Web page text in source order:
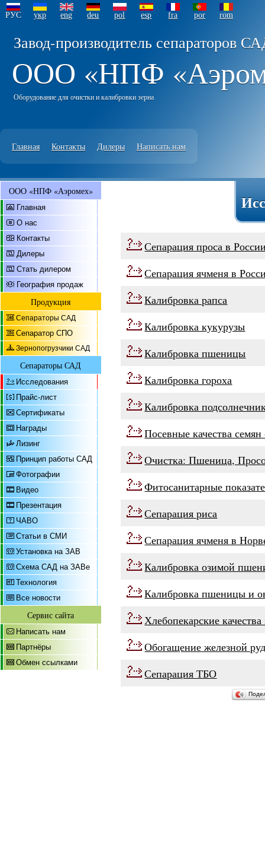
РУС укр eng deu pol esp fra por rom
Завод-производитель сепараторов
ООО «НПФ
Оборудование для очистки и калибровки зерна
Главная Контакты Дилеры Написать нам
ООО «НПФ «Аэромех»
Главная
О нас
Контакты
Дилеры
Стать дилером
География продаж
Продукция
Сепараторы САД
Сепаратор СПО
Зернопогрузчики САД
Сепараторы САД
Исследования
Прайс-лист
Сертификаты
Награды
Лизинг
Принцип работы САД
Фотографии
Видео
Презентация
ЧАВО
Статьи в СМИ
Установка на ЗАВ
Схема САД на ЗАВе
Технология
Все новости
Сервис сайта
Написать нам
Партнёры
Обмен ссылками
Сепарация проса в
Сепарация ячменя в
Калибровка рапса
Калибровка кукурузы
Калибровка пшеницы
Калибровка гороха
Калибровка
Посевные качества
Очистка: Пшеница,
Фитосанитарные
Сепарация риса
Сепарация ячменя в
Калибровка озимой
Калибровка пшеницы и
Хлебопекарские
Обогащение железной
Сепарация ТБО